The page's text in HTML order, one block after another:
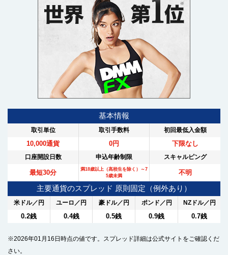
基本情報
取引単位 取引手数料 初回最低入金額
10,000通貨 0円 下限なし
口座開設日数 申込年齢制限 スキャルピング
最短30分
満18歳以上（高校生を除く）～7
5歳未満
不明
主要通貨のスプレッド 原則固定（例外あり）
米ドル／円 ユーロ／円 豪ドル／円 ポンド／円 NZドル／円
0.2銭 0.4銭 0.5銭 0.9銭 0.7銭
※2026年01月16日時点の値です。スプレッド詳細は公式サイトをご確認くだ
さい。